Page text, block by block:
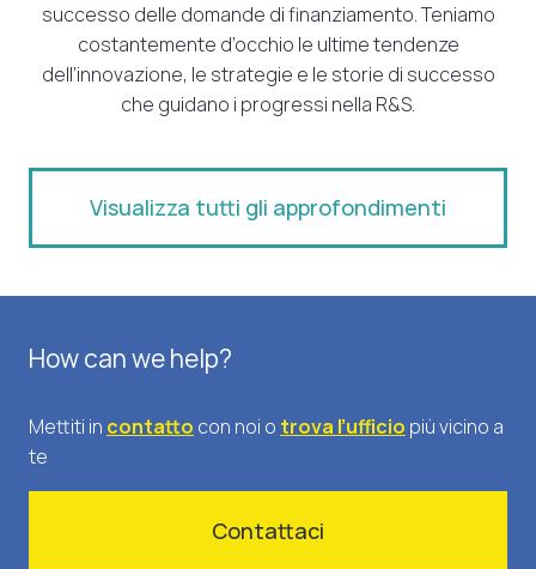
successo delle domande di finanziamento. Teniamo
costantemente d’occhio le ultime tendenze
dell’innovazione, le strategie e le storie di successo
che guidano i progressi nella R&S.
Visualizza tutti gli approfondimenti
How can we help?
Mettiti in contatto con noi o trova l’ufficio più vicino a
te
Contattaci